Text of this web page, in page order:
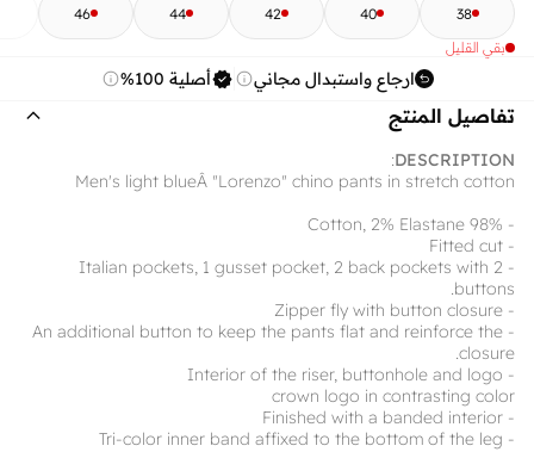
38
40
42
44
46
بقي القليل
ارجاع واستبدال مجاني أصلية 100%
تفاصيل المنتج
DESCRIPTION
:
Men's light blueÂ "Lorenzo" chino pants in stretch cotton
- 98% Cotton, 2% Elastane
- Fitted cut
- 2 Italian pockets, 1 gusset pocket, 2 back pockets with
buttons.
- Zipper fly with button closure
- An additional button to keep the pants flat and reinforce the
closure.
- Interior of the riser, buttonhole and logo
crown logo in contrasting color
- Finished with a banded interior
- Tri-color inner band affixed to the bottom of the leg